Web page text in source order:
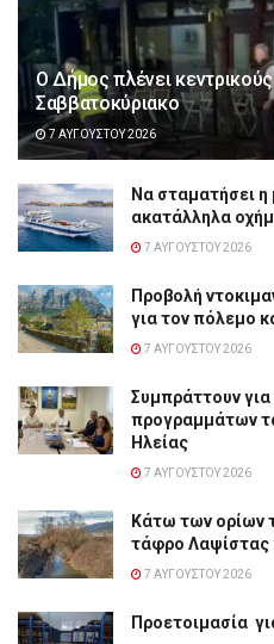
Ο Δήμος πλένει
Σαββατοκύριακο
7 ΑΥΓΟΎΣΤΟΥ 2026
Να σταματήσει
ακατάλληλα
7 ΑΥΓΟΎΣΤΟΥ 2026
Προβολή
για τον πόλεμο
7 ΑΥΓΟΎΣΤΟΥ 2026
Συμπράττουν
προγραμμάτων
Ηλείας
7 ΑΥΓΟΎΣΤΟΥ 2026
Κάτω των ορίων
τάφρο Λαψίστας
7 ΑΥΓΟΎΣΤΟΥ 2026
Προετοιμασία